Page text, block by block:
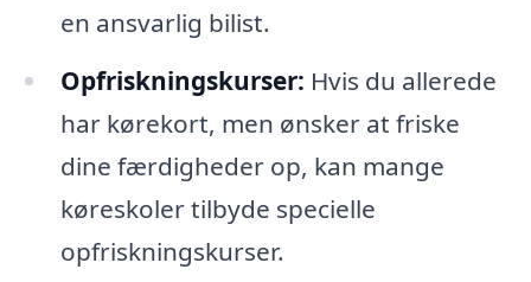
en ansvarlig bilist.
Opfriskningskurser: Hvis du allerede
har kørekort, men ønsker at friske
dine færdigheder op, kan mange
køreskoler tilbyde specielle
opfriskningskurser.